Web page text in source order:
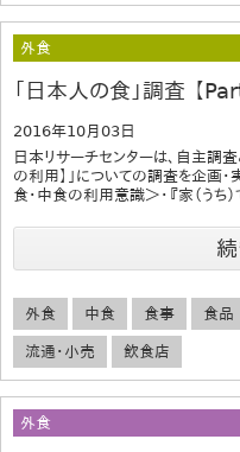
外食
「日本人の食」調査 【
2016年10月03日
日本リサーチセンターは、自主調
の利用】」についての調査を企画・
食・中食の利用意識＞・『家（うち
外食 中食 食事 食品
流通・小売 飲食店
外食